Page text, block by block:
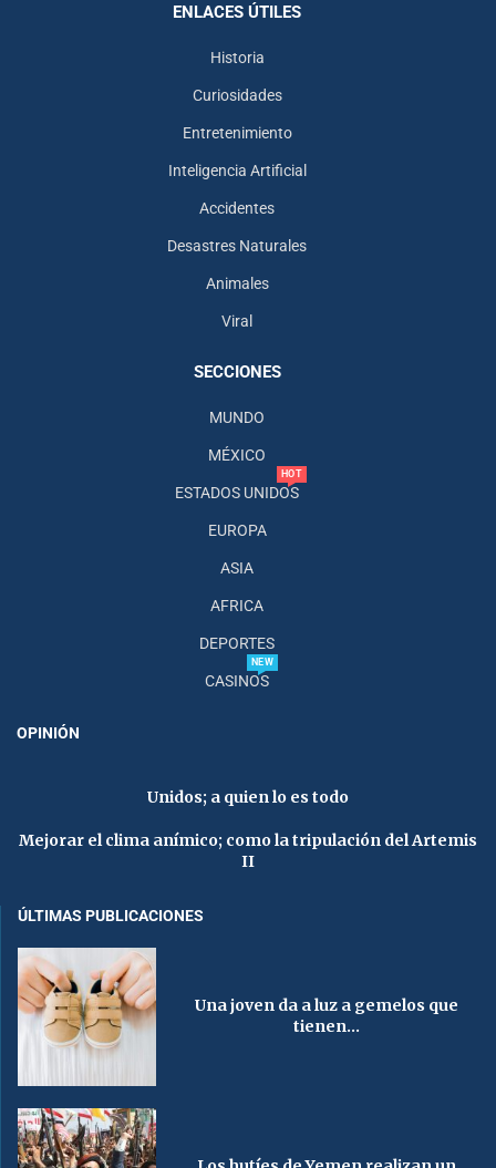
ENLACES ÚTILES
Historia
Curiosidades
Entretenimiento
Inteligencia Artificial
Accidentes
Desastres Naturales
Animales
Viral
SECCIONES
MUNDO
MÉXICO
ESTADOS UNIDOS
HOT
EUROPA
ASIA
AFRICA
DEPORTES
CASINOS
NEW
OPINIÓN
Unidos; a quien lo es todo
Mejorar el clima anímico; como la tripulación del Artemis
II
ÚLTIMAS PUBLICACIONES
Una joven da a luz a gemelos que
tienen...